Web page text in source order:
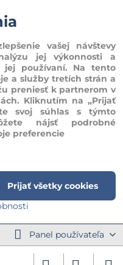
Panel používateľa
vašej návštevy
jej výkonnosti a
jej používaní. Na tento
a služby tretích strán a
preniesť k partnerom v
Kliknutím na „Prijať
svoj súhlas s týmto
nájsť podrobné
preferencie
Prijať všetky cookies